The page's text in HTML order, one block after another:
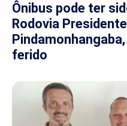
Ônibus pode ter
Rodovia
ferido